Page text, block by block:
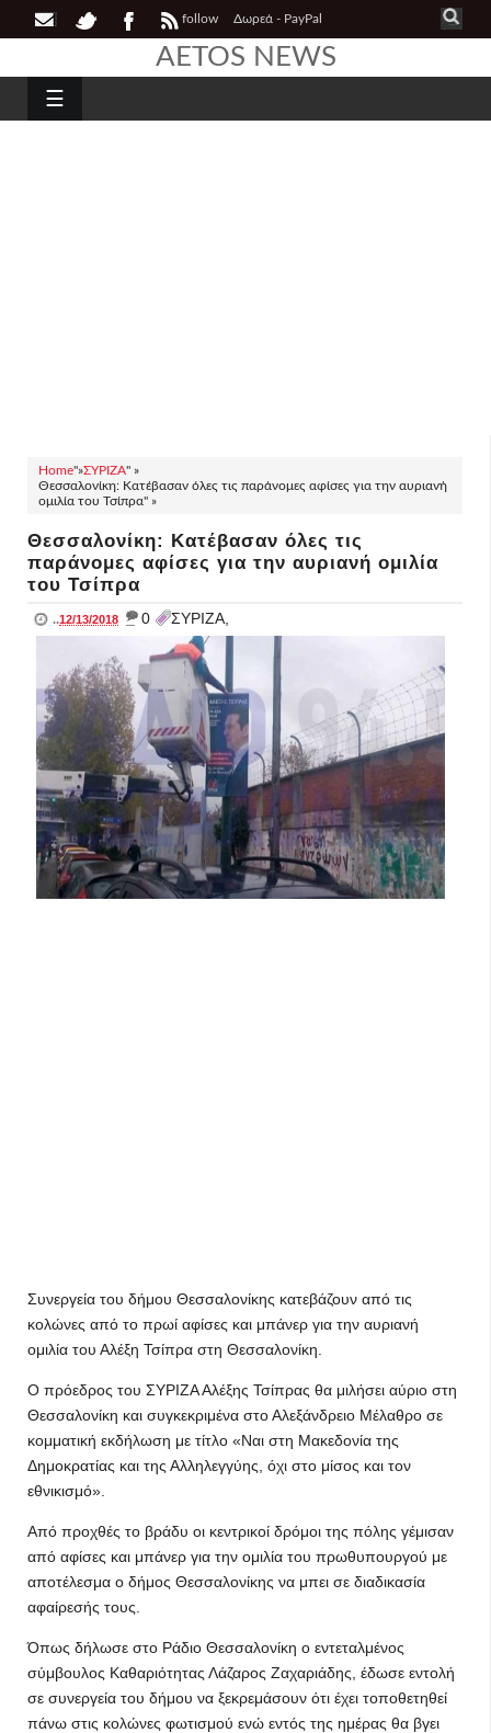
follow Δωρεά - PayPal
AETOS NEWS
☰
Home"»ΣΥΡΙΖΑ" »
Θεσσαλονίκη: Κατέβασαν όλες τις παράνομες αφίσες για την αυριανή
ομιλία του Τσίπρα" »
Θεσσαλονίκη: Κατέβασαν όλες τις
παράνομες αφίσες για την αυριανή ομιλία
του Τσίπρα
..12/13/2018 _ 0 ΣΥΡΙΖΑ,
Συνεργεία του δήμου Θεσσαλονίκης κατεβάζουν από τις
κολώνες από το πρωί αφίσες και μπάνερ για την αυριανή
ομιλία του Αλέξη Τσίπρα στη Θεσσαλονίκη.
Ο πρόεδρος του ΣΥΡΙΖΑ Αλέξης Τσίπρας θα μιλήσει αύριο στη
Θεσσαλονίκη και συγκεκριμένα στο Αλεξάνδρειο Μέλαθρο σε
κομματική εκδήλωση με τίτλο «Ναι στη Μακεδονία της
Δημοκρατίας και της Αλληλεγγύης, όχι στο μίσος και τον
εθνικισμό».
Από προχθές το βράδυ οι κεντρικοί δρόμοι της πόλης γέμισαν
από αφίσες και μπάνερ για την ομιλία του πρωθυπουργού με
αποτέλεσμα ο δήμος Θεσσαλονίκης να μπει σε διαδικασία
αφαίρεσής τους.
Όπως δήλωσε στο Ράδιο Θεσσαλονίκη ο εντεταλμένος
σύμβουλος Καθαριότητας Λάζαρος Ζαχαριάδης, έδωσε εντολή
σε συνεργεία του δήμου να ξεκρεμάσουν ότι έχει τοποθετηθεί
πάνω στις κολώνες φωτισμού ενώ εντός της ημέρας θα βγει